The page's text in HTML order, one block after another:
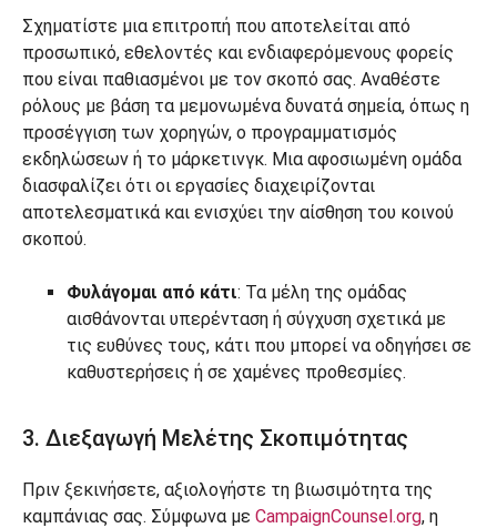
Σχηματίστε μια επιτροπή που αποτελείται από
προσωπικό, εθελοντές και ενδιαφερόμενους φορείς
που είναι παθιασμένοι με τον σκοπό σας. Αναθέστε
ρόλους με βάση τα μεμονωμένα δυνατά σημεία, όπως η
προσέγγιση των χορηγών, ο προγραμματισμός
εκδηλώσεων ή το μάρκετινγκ. Μια αφοσιωμένη ομάδα
διασφαλίζει ότι οι εργασίες διαχειρίζονται
αποτελεσματικά και ενισχύει την αίσθηση του κοινού
σκοπού.
Φυλάγομαι από κάτι: Τα μέλη της ομάδας
αισθάνονται υπερένταση ή σύγχυση σχετικά με
τις ευθύνες τους, κάτι που μπορεί να οδηγήσει σε
καθυστερήσεις ή σε χαμένες προθεσμίες.
3. Διεξαγωγή Μελέτης Σκοπιμότητας
Πριν ξεκινήσετε, αξιολογήστε τη βιωσιμότητα της
καμπάνιας σας. Σύμφωνα με CampaignCounsel.org, η